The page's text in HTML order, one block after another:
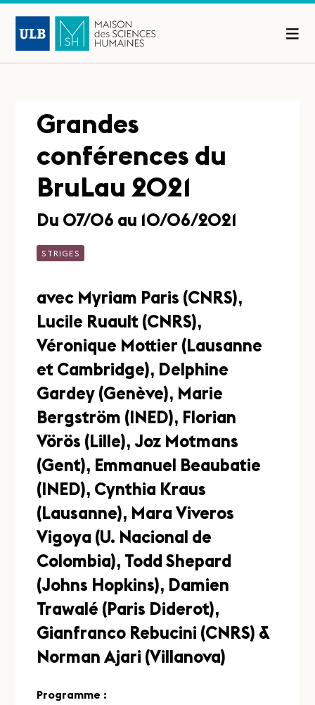
Grandes
conférences du
BruLau 2021
Du 07/06 au 10/06/2021
STRIGES
avec Myriam Paris (CNRS),
Lucile Ruault (CNRS),
Véronique Mottier (Lausanne
et Cambridge), Delphine
Gardey (Genève), Marie
Bergström (INED), Florian
Vörös (Lille), Joz Motmans
(Gent), Emmanuel Beaubatie
(INED), Cynthia Kraus
(Lausanne), Mara Viveros
Vigoya (U. Nacional de
Colombia), Todd Shepard
(Johns Hopkins), Damien
Trawalé (Paris Diderot),
Gianfranco Rebucini (CNRS) &
Norman Ajari (Villanova)
Programme :